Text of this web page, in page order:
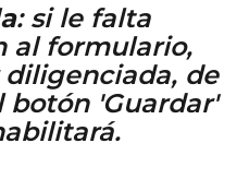
: si le falta
al formulario,
diligenciada, de
botón 'Guardar'